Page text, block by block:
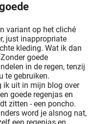
variant op het cliché
just inappropriate
kleding. Wat ik dan
goede
in de regen, tenzij
te gebruiken.
ik uit in mijn blog over
goede regenjas en
zitten - een poncho.
word je alsnog nat,